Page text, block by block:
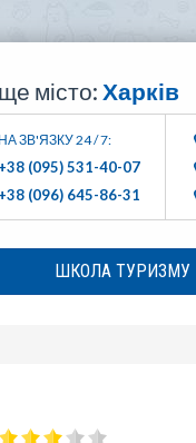
місто: Харків
НА ЗВ'ЯЗКУ 24 / 7:
+38 (095) 531-40-07
+38 (096) 645-86-31
ШКОЛА ТУРИЗМУ